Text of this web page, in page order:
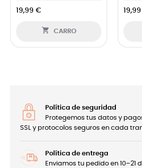
19,99 €
 CARRO
Política de seguridad
Protegemos tus datos y
SSL y protocolos seguros en cada
Política de entrega
Enviamos tu pedido en 10–21